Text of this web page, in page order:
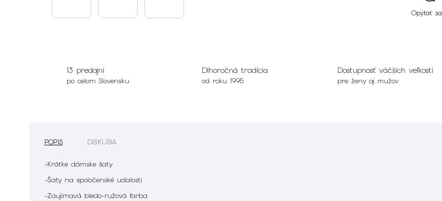
Opýtať sa
13 predajní
po celom Slovensku
Dlhoročná tradícia
od roku 1995
Dostupnosť väčších veľkostí
pre ženy aj mužov
POPIS DISKUSIA
-Krátke dámske šaty
-Šaty na spoločenské udalosti
-Zaujímavá bledo-ružová farba